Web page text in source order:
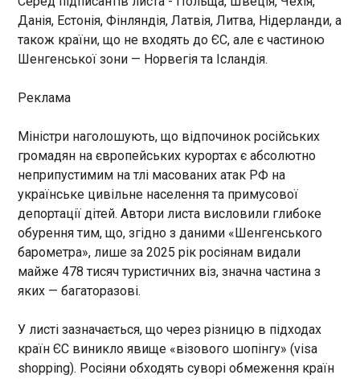
боєприпасів з непланових
районів, потаємність
переміщень. Заявила, що
навчання планові й «не
Угорщина пропонує себе як майданчик для
мирних переговорів щодо України
обговорення завершення
війни. Про це заявив
угорський прем'єр-міністр
Петер Мадяр , передає
«Європейська правда» з
посиланням на Frankfurter
Allgemeine Zeitung.
ЧИТАТЬ
63 людини поранені, одна убита внаслідок
атаки Ірану на аеропорт Кувейта
22:50:57
Данія, Естонія, Фінляндія, Латвія, Литва, Нідерланди, а
також країни, що не входять до ЄС, але є частиною
Шенгенської зони — Норвегія та Ісландія.
Реклама
Міністри наголошують, що відпочинок російських
громадян на європейських курортах є абсолютно
неприпустимим на тлі масованих атак РФ на
українське цивільне населення та примусової
депортації дітей. Автори листа висловили глибоке
обурення тим, що, згідно з даними «Шенгенського
барометра», лише за 2025 рік росіянам видали
майже 478 тисяч туристичних віз, значна частина з
яких — багаторазові.
У листі зазначається, що через різницю в підходах
країн ЄС виникло явище «візового шопінгу» (visa
shopping). Росіяни обходять суворі обмеження країн